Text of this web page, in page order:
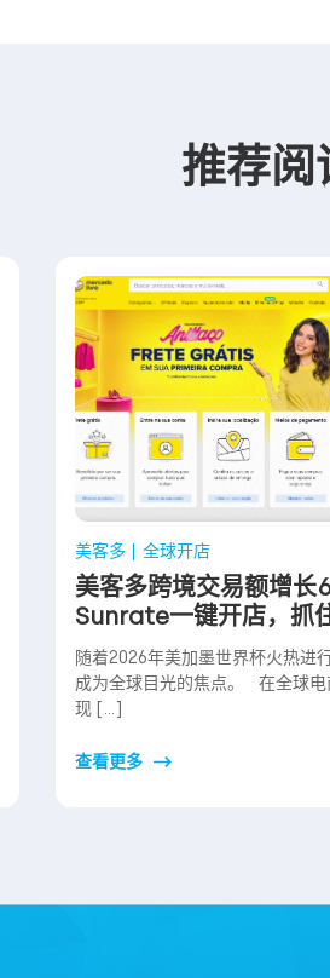
推荐阅
美客多 全球开店
美客多跨境交易额增长
Sunrate一键开店，抓
利
随着2026年美加墨世界杯火热进
成为全球目光的焦点。 在全球电
现 […]
查看更多